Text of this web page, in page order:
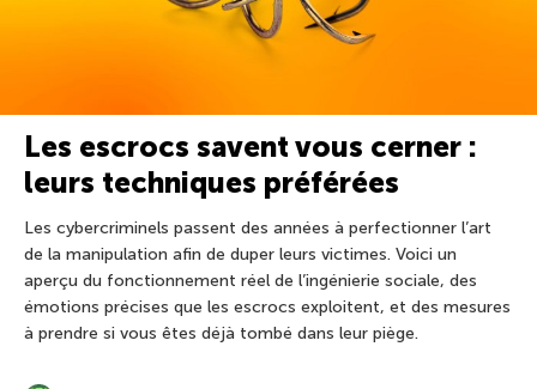
Les escrocs savent vous cerner :
leurs techniques préférées
Les cybercriminels passent des années à perfectionner l’art
de la manipulation afin de duper leurs victimes. Voici un
aperçu du fonctionnement réel de l’ingénierie sociale, des
émotions précises que les escrocs exploitent, et des mesures
à prendre si vous êtes déjà tombé dans leur piège.